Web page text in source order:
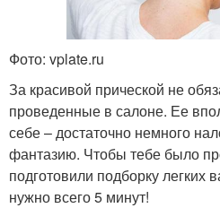
Фото: vplate.ru
За красивой прической не
проведенные в салоне. Ее
себе – достаточно немного
фантазию. Чтобы тебе было
подготовили подборку легких
нужно всего 5 минут!